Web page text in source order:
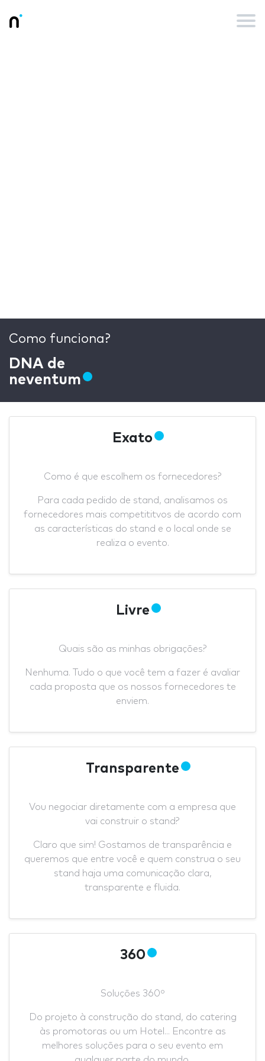
Como funciona?
DNA de
neventum
Exato
Como é que escolhem os fornecedores?
Para cada pedido de stand, analisamos os
fornecedores mais competititvos de acordo com
as características do stand e o local onde se
realiza o evento.
Livre
Quais são as minhas obrigações?
Nenhuma. Tudo o que você tem a fazer é avaliar
cada proposta que os nossos fornecedores te
enviem.
Transparente
Vou negociar diretamente com a empresa que
vai construir o stand?
Claro que sim! Gostamos de transparência e
queremos que entre você e quem construa o seu
stand haja uma comunicação clara,
transparente e fluida.
360
Soluções 360º
Do projeto à construção do stand, do catering
às promotoras ou um Hotel... Encontre as
melhores soluções para o seu evento em